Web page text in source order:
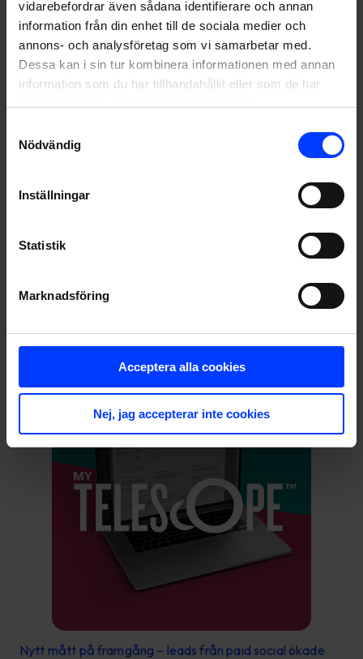
vidarebefordrar även sådana identifierare och annan
information från din enhet till de sociala medier och
annons- och analysföretag som vi samarbetar med.
Dessa kan i sin tur kombinera informationen med annan
information som du har tillhandahållit eller som de har
Nödvändig
Inställningar
Statistik
Marknadsföring
Acceptera alla cookies
Nej, jag accepterar inte cookies
Nytt mått på framgång – leads från paid social ökade